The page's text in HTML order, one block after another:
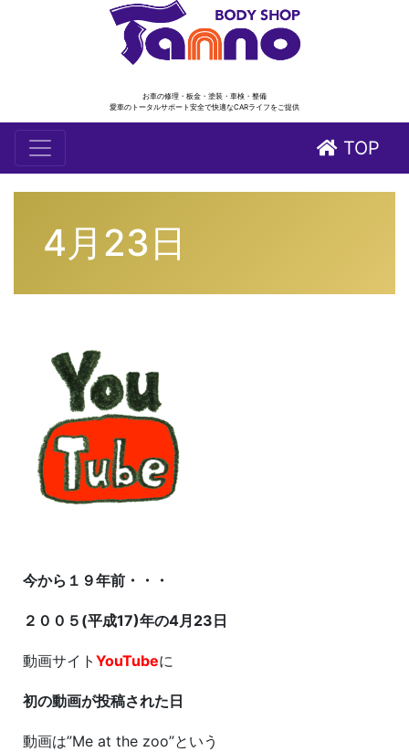
お車の修理・板金・塗装・車検・整備
愛車のトータルサポート安全で快適なCARライフをご提供
TOP
4月23日
今から１９年前・・・
２００５(平成17)年の4月23日
動画サイト YouTubeに
初の動画が投稿された日
動画は”Me at the zoo”という